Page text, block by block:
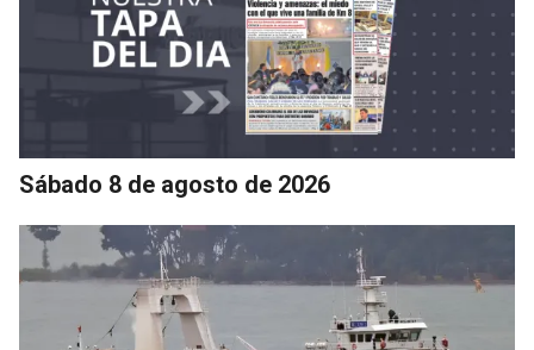
Sábado 8 de agosto de 2026